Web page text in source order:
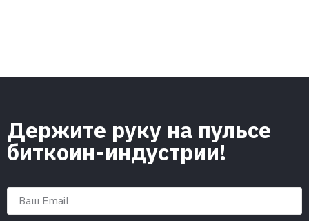
Держите руку на пульсе
биткоин-индустрии!